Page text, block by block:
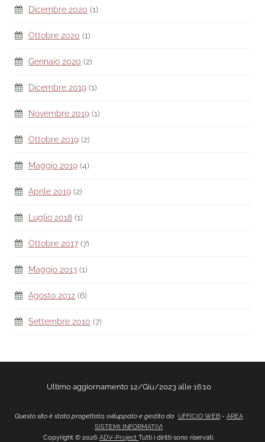
Dicembre 2020 (1)
Ottobre 2020 (1)
Gennaio 2020 (2)
Dicembre 2019 (1)
Novembre 2019 (1)
Ottobre 2019 (2)
Maggio 2019 (4)
Aprile 2019 (2)
Luglio 2018 (1)
Ottobre 2017 (7)
Maggio 2013 (1)
Agosto 2012 (6)
Settembre 2010 (7)
Ultimo aggiornamento 12/Giu/2023 alle 16:10
Questo sito è stato progettato, sviluppato e gestito da UFFICIO WEB- AREA
SISTEMI INFORMATIVI
Copyright © 2026ADV-ProjectTutti i diritti sono riservati.